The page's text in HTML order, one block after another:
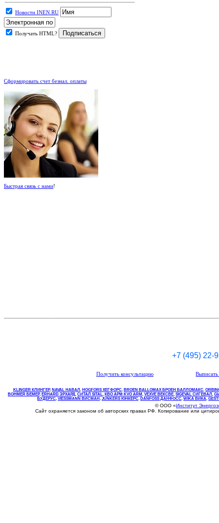
Новости INEN.RU
Получать HTML?
Сформировать счет безнал. оплаты
Быстрая связь с нами!
+7 (495) 22-
Получить консультацию
KLINGER КЛИНГЕР, NAVAL НАВАЛ , НOGFORS ХЕГФОРС, BROEN BALLOMAX БРОЕН БАЛЛОМАКС,
BOHMER БЕМЕР, ERHARD ЭРХАРД, СИТАЛ SITAL, КВО АРМ KVO ARM, VEXVE ВЕКСВЕ, SIGEVAL СИГЕВАЛ ,
БУДЕРУС, VIESSMANN ВИСМАН , JUNKERS ЮНКЕРС. DANFOSS ДАНФОСС, WIKA ВИКА,
© ООО «Институт
Сайт охраняется законом об авторских правах РФ. Копирование или